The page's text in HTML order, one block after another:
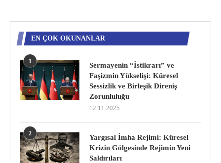
EN ÇOK OKUNANLAR
1
Sermayenin “İstikrarı” ve
Faşizmin Yükselişi: Küresel
Sessizlik ve Birleşik Direniş
Zorunluluğu
12.11.2025
2
Yargısal İmha Rejimi: Küresel
Krizin Gölgesinde Rejimin Yeni
Saldırıları